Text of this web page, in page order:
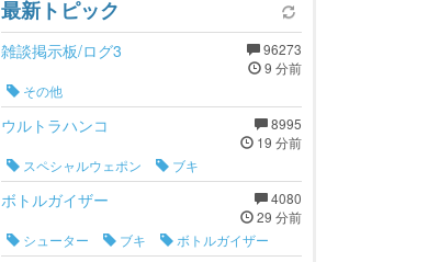
最新トピック
96273
9 分前
雑談掲示板/ログ3
その他
8995
19 分前
ウルトラハンコ
スペシャルウェポン
ブキ
4080
29 分前
ボトルガイザー
シューター ブキ
ボトルガイザー